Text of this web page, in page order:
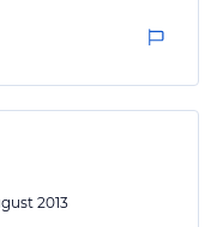
Blick auf den
dem Zimmer, das
und haben uns
2013